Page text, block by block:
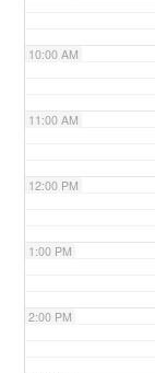
10:00 AM
11:00 AM
12:00 PM
1:00 PM
2:00 PM